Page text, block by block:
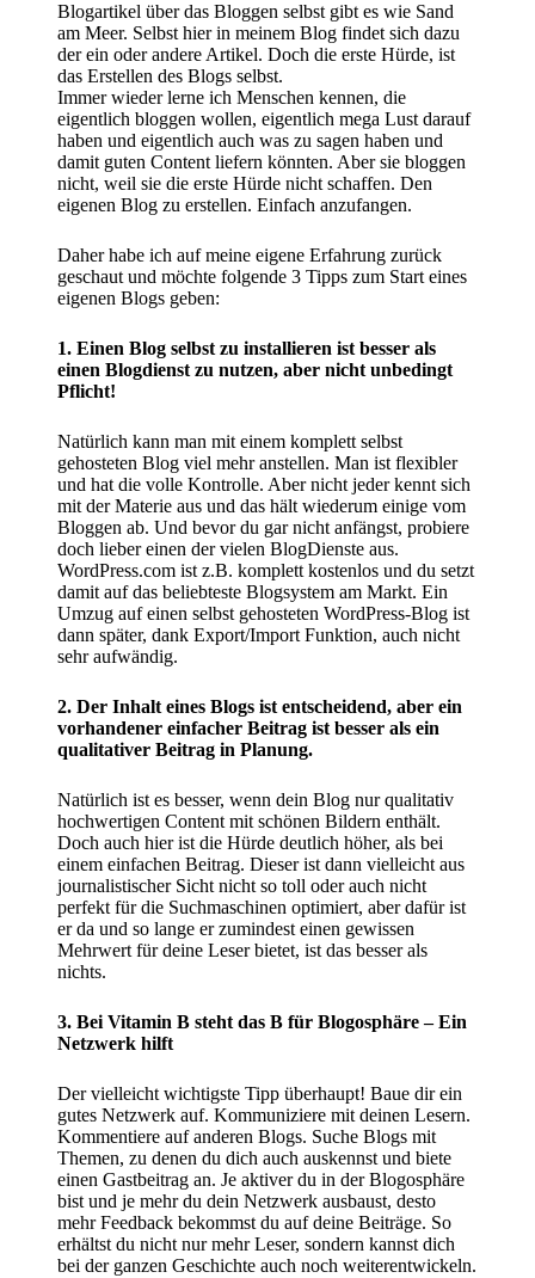
Blogartikel über das Bloggen selbst gibt es wie Sand
am Meer. Selbst hier in meinem Blog findet sich dazu
derein oderandere Artikel. Doch die erste Hürde, ist
das Erstellen des Blogs selbst.
Immer wieder lerne ich Menschen kennen, die
eigentlich bloggen wollen, eigentlich mega Lust darauf
haben und eigentlich auch was zu sagen haben und
damit guten Content liefern könnten. Aber sie bloggen
nicht, weil sie die erste Hürde nicht schaffen. Den
eigenen Blog zu erstellen. Einfach anzufangen.
Daher habe ich auf meine eigene Erfahrung zurück
geschaut und möchte folgende 3 Tipps zum Start eines
eigenen Blogs geben:
1. Einen Blog selbst zu installieren ist besser als
einen Blogdienst zu nutzen, aber nicht unbedingt
Pflicht!
Natürlich kann man mit einem komplett selbst
gehosteten Blog viel mehr anstellen. Man ist flexibler
und hat die volle Kontrolle. Aber nicht jeder kennt sich
mit der Materie aus und das hält wiederum einige vom
Bloggen ab. Und bevor du gar nicht anfängst, probiere
doch lieber einen der vielen BlogDienste aus.
WordPress.com ist z.B. komplett kostenlos und du setzt
damit auf das beliebteste Blogsystem am Markt. Ein
Umzug auf einen selbst gehosteten WordPress-Blog ist
dann später, dank Export/Import Funktion, auch nicht
sehr aufwändig.
2. Der Inhalt eines Blogs ist entscheidend, aber ein
vorhandener einfacher Beitrag ist besser als ein
qualitativer Beitrag in Planung.
Natürlich ist es besser, wenn dein Blog nur qualitativ
hochwertigen Content mit schönen Bildern enthält.
Doch auch hier ist die Hürde deutlich höher, als bei
einem einfachen Beitrag. Dieser ist dann vielleicht aus
journalistischer Sicht nicht so toll oder auch nicht
perfekt für die Suchmaschinen optimiert, aber dafür ist
er da und so lange er zumindest einen gewissen
Mehrwert für deine Leser bietet, ist das besser als
nichts.
3. Bei Vitamin B steht das B für Blogosphäre – Ein
Netzwerk hilft
Der vielleicht wichtigste Tipp überhaupt! Baue dir ein
gutes Netzwerk auf. Kommuniziere mit deinen Lesern.
Kommentiere auf anderen Blogs. Suche Blogs mit
Themen, zu denen du dich auch auskennst und biete
einen Gastbeitrag an. Je aktiver du in der Blogosphäre
bist und je mehr du dein Netzwerk ausbaust, desto
mehr Feedback bekommst du auf deine Beiträge. So
erhältst du nicht nur mehr Leser, sondern kannst dich
bei der ganzen Geschichte auch noch weiterentwickeln.